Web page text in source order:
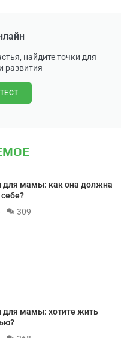
найдите точки для
развития
для мамы: как она должна
309
для мамы: хотите жить